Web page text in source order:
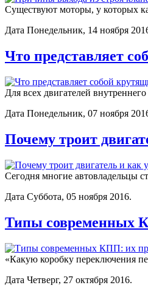
Существуют моторы, у которых
Дата Понедельник, 14 ноября
Что представляет
Для всех двигателей
Дата Понедельник, 07 ноября
Почему троит
Сегодня многие автовладельцы
Дата Суббота, 05 ноября 2016.
Типы современных
«Какую коробку переключения
Дата Четверг, 27 октября 2016.